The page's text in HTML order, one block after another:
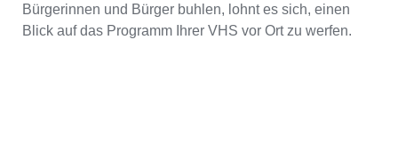
Bürgerinnen und Bürger buhlen, lohnt es sich, einen
Blick auf das Programm Ihrer VHS vor Ort zu werfen.